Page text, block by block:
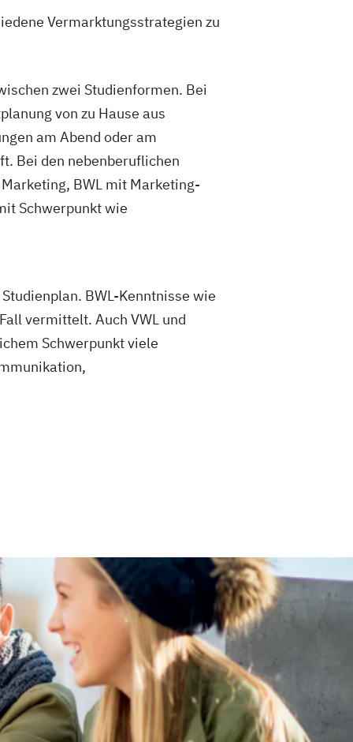
Vermarktungsstrategien zu
zwei Studienformen. Bei
von zu Hause aus
am Abend oder am
Bei den nebenberuflichen
BWL mit Marketing-
Schwerpunkt wie
BWL-Kenntnisse wie
vermittelt. Auch VWL und
Schwerpunkt viele